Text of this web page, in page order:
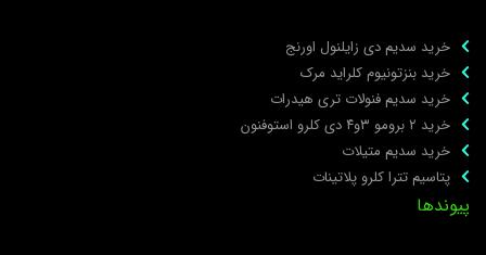
خرید سدیم دی زایلنول اورنج
خرید بنزتونیوم کلراید مرک
خرید سدیم فنولات تری هیدرات
خرید ۲ برومو ۳و۴ دی‌ کلرو استوفنون
خرید سدیم متیلات
پتاسیم تترا کلرو پلاتینات